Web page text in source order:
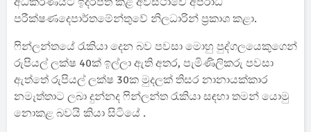
පරීක්ෂණදෙපාර්තමේන්තුවේ නිලධාරින් ප්‍රකාශ කළා.
ෆින්ලන්තයේ රැකියා දෙන බව පවසා මොහු පුද්ගලයෙකුගෙන්
රුපියල් ලක්ෂ 40ක් ඉල්ලා ඇති අතර, පැමිණිලිකරු පවසා
ඇත්තේ රුපියල් ලක්ෂ 30ක මුදලක් තිසර නානායක්කාර
නමැත්තාට ලබා දුන්නද ෆින්ලන්ත රැකියා සඳහා තමන් යොමු
නොකළ බවයි කියා සිටියේ .